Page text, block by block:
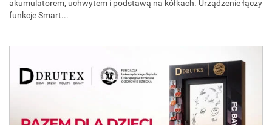
akumulatorem, uchwytem i podstawą na kółkach. Urządzenie łączy
funkcje Smart...